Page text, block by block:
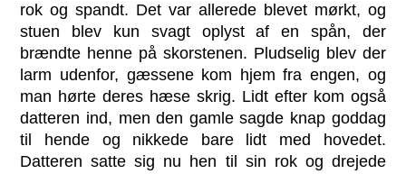
rok og spandt. Det var allerede blevet mørkt, og
stuen blev kun svagt oplyst af en spån, der
brændte henne på skorstenen. Pludselig blev der
larm udenfor, gæssene kom hjem fra engen, og
man hørte deres hæse skrig. Lidt efter kom også
datteren ind, men den gamle sagde knap goddag
til hende og nikkede bare lidt med hovedet.
Datteren satte sig nu hen til sin rok og drejede